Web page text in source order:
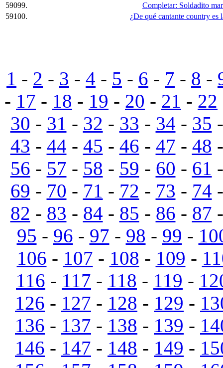
59099.
Completar: Soldadito
59100.
¿De qué cantante country
1 - 2 - 3 - 4 - 5 - 6 - 7 - 8 -
- 17 - 18 - 19 - 20 - 21 - 22
30 - 31 - 32 - 33 - 34 - 35
43 - 44 - 45 - 46 - 47 - 48
56 - 57 - 58 - 59 - 60 - 61
69 - 70 - 71 - 72 - 73 - 74
82 - 83 - 84 - 85 - 86 - 87
95 - 96 - 97 - 98 - 99 -
106 - 107 - 108 - 109 -
116 - 117 - 118 - 119 -
126 - 127 - 128 - 129 -
136 - 137 - 138 - 139 -
146 - 147 - 148 - 149 -